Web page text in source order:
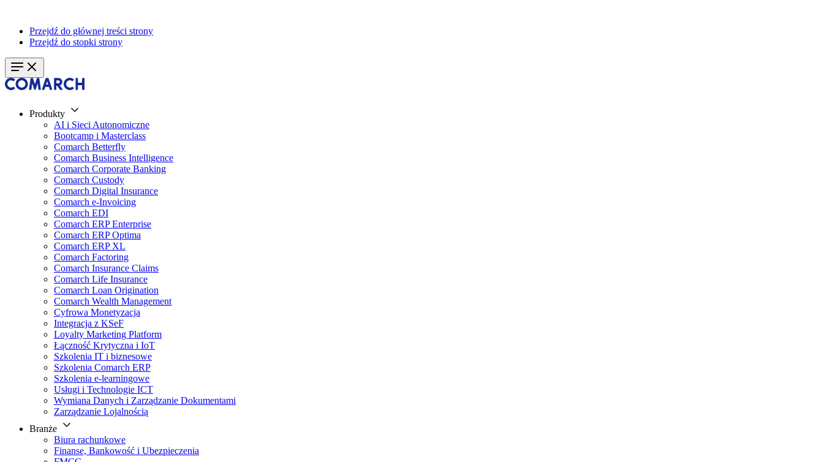
Przejdź do głównej treści strony
Przejdź do stopki strony
Produkty
AI i Sieci Autonomiczne
Bootcamp i Masterclass
Comarch Betterfly
Comarch Business Intelligence
Comarch Corporate Banking
Comarch Custody
Comarch Digital Insurance
Comarch e-Invoicing
Comarch EDI
Comarch ERP Enterprise
Comarch ERP Optima
Comarch ERP XL
Comarch Factoring
Comarch Insurance Claims
Comarch Life Insurance
Comarch Loan Origination
Comarch Wealth Management
Cyfrowa Monetyzacja
Integracja z KSeF
Loyalty Marketing Platform
Łączność Krytyczna i IoT
Szkolenia IT i biznesowe
Szkolenia Comarch ERP
Szkolenia e-learningowe
Usługi i Technologie ICT
Wymiana Danych i Zarządzanie Dokumentami
Zarządzanie Lojalnością
Branże
Biura rachunkowe
Finanse, Bankowość i Ubezpieczenia